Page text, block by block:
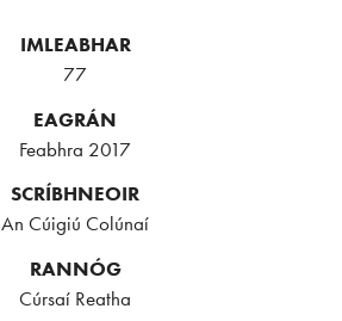
IMLEABHAR
77
EAGRÁN
Feabhra 2017
SCRÍBHNEOIR
An Cúigiú Colúnaí
RANNÓG
Cúrsaí Reatha